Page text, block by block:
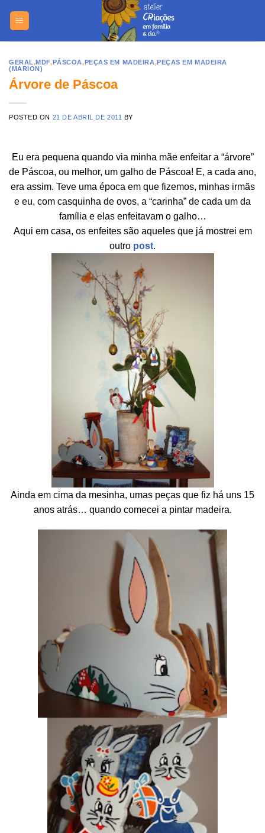
GERAL,MDF,PÁSCOA,PEÇAS EM MADEIRA,PEÇAS EM MADEIRA
(MARION)
Árvore de Páscoa
POSTED ON 21 DE ABRIL DE 2011 BY
Eu era pequena quando via minha mãe enfeitar a “árvore”
de Páscoa, ou melhor, um galho de Páscoa! E, a cada ano,
era assim. Teve uma época em que fizemos, minhas irmãs
e eu, com casquinha de ovos, a “carinha” de cada um da
família e elas enfeitavam o galho…
Aqui em casa, os enfeites são aqueles que já mostrei em
outro post.
Ainda em cima da mesinha, umas peças que fiz há uns 15
anos atrás… quando comecei a pintar madeira.